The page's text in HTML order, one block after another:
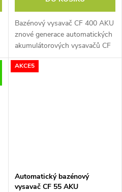
Bazénový vysavač CF 400 AKU
znové generace automatických
akumulátorových vysavačů CF
spolehlivě vyčistí dno i stěny a
vodní linku všech typů bazénů
AKCE5
Automatický bazénový
vysavač CF 55 AKU